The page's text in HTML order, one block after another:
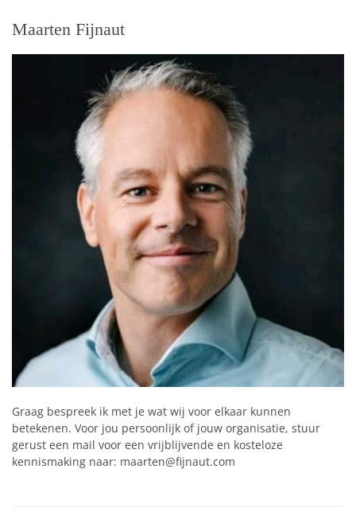
Maarten Fijnaut
Graag bespreek ik met je wat wij voor elkaar kunnen
betekenen. Voor jou persoonlijk of jouw organisatie, stuur
gerust een mail voor een vrijblijvende en kosteloze
kennismaking naar: maarten@fijnaut.com